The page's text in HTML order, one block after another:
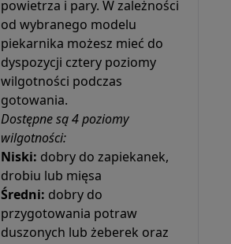
powietrza i pary. W zależności
od wybranego modelu
piekarnika możesz mieć do
dyspozycji cztery poziomy
wilgotności podczas
gotowania.
Dostępne są 4 poziomy
wilgotności:
Niski: dobry do zapiekanek,
drobiu lub mięsa
Średni: dobry do
przygotowania potraw
duszonych lub żeberek oraz